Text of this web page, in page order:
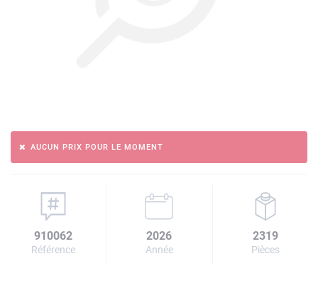
AUCUN PRIX POUR LE MOMENT
910062
Référence
2026
Année
2319
Pièces